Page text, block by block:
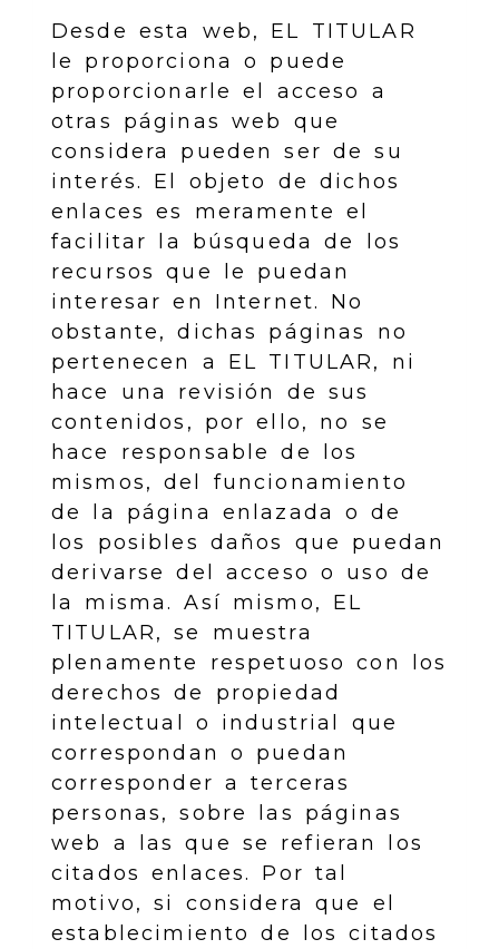
Desde esta web, EL TITULAR
le proporciona o puede
proporcionarle el acceso a
otras páginas web que
considera pueden ser de su
interés. El objeto de dichos
enlaces es meramente el
facilitar la búsqueda de los
recursos que le puedan
interesar en Internet. No
obstante, dichas páginas no
pertenecen a EL TITULAR, ni
hace una revisión de sus
contenidos, por ello, no se
hace responsable de los
mismos, del funcionamiento
de la página enlazada o de
los posibles daños que puedan
derivarse del acceso o uso de
la misma. Así mismo, EL
TITULAR, se muestra
plenamente respetuoso con los
derechos de propiedad
intelectual o industrial que
correspondan o puedan
corresponder a terceras
personas, sobre las páginas
web a las que se refieran los
citados enlaces. Por tal
motivo, si considera que el
establecimiento de los citados